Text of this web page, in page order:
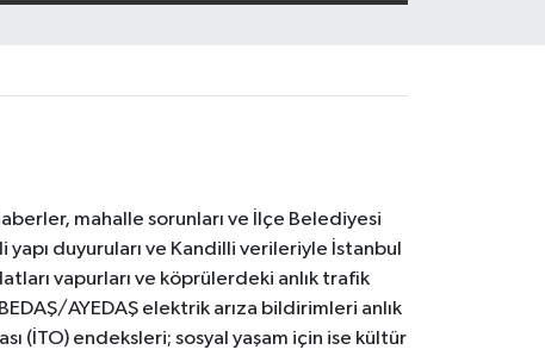
mahalle sorunları ve İlçe Belediyesi
duyuruları ve Kandilli verileriyle İstanbul
vapurları ve köprülerdeki anlık trafik
AYEDAŞ elektrik arıza bildirimleri anlık
(İTO) endeksleri; sosyal yaşam için ise kültür